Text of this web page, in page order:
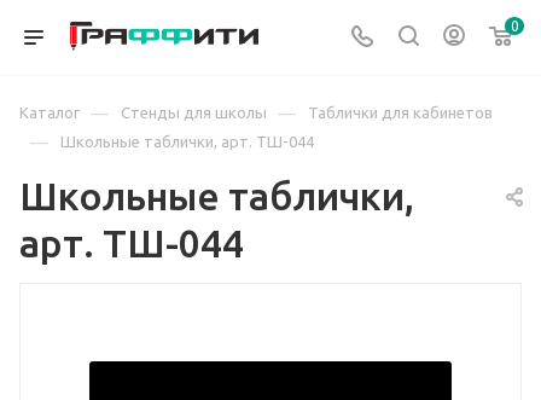
0
Каталог — Стенды для школы — Таблички для кабинетов
— Школьные таблички, арт. ТШ-044
Школьные таблички,
арт. ТШ-044